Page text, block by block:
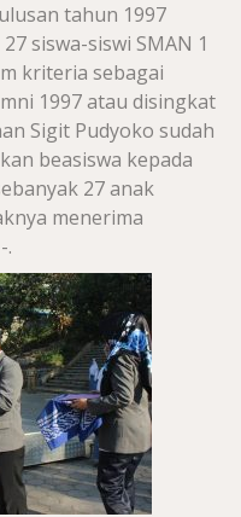
tahun 1997
siswa-siswi SMAN 1
kriteria sebagai
1997 atau disingkat
Sigit Pudyoko sudah
beasiswa kepada
27 anak
menerima
.